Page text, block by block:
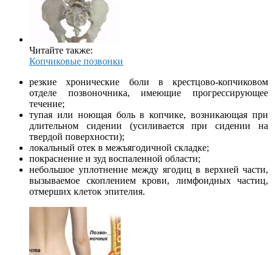
Читайте также:
Копчиковые позвонки
резкие хронические боли в крестцово-копчиковом
отделе позвоночника, имеющие прогрессирующее
течение;
тупая или ноющая боль в копчике, возникающая при
длительном сидении (усиливается при сидении на
твердой поверхности);
локальный отек в межъягодичной складке;
покраснение и зуд воспаленной области;
небольшое уплотнение между ягодиц в верхней части,
вызываемое скоплением крови, лимфоидных частиц,
отмерших клеток эпителия.